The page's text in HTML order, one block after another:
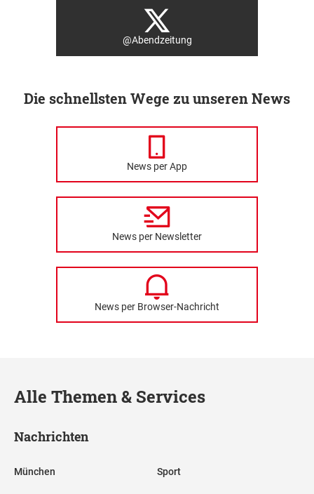
@Abendzeitung
Die schnellsten Wege zu unseren News
News per App
News per Newsletter
News per Browser-Nachricht
Alle Themen & Services
Nachrichten
München Sport